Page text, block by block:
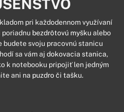
pri každodennom využívaní
poriadnu bezdrôtovú myšku alebo
budete svoju pracovnú stanicu
sa vám aj dokovacia stanica,
k notebooku pripojiť len jedným
ani na puzdro či tašku.